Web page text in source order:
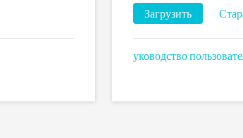
Загрузить
уководство